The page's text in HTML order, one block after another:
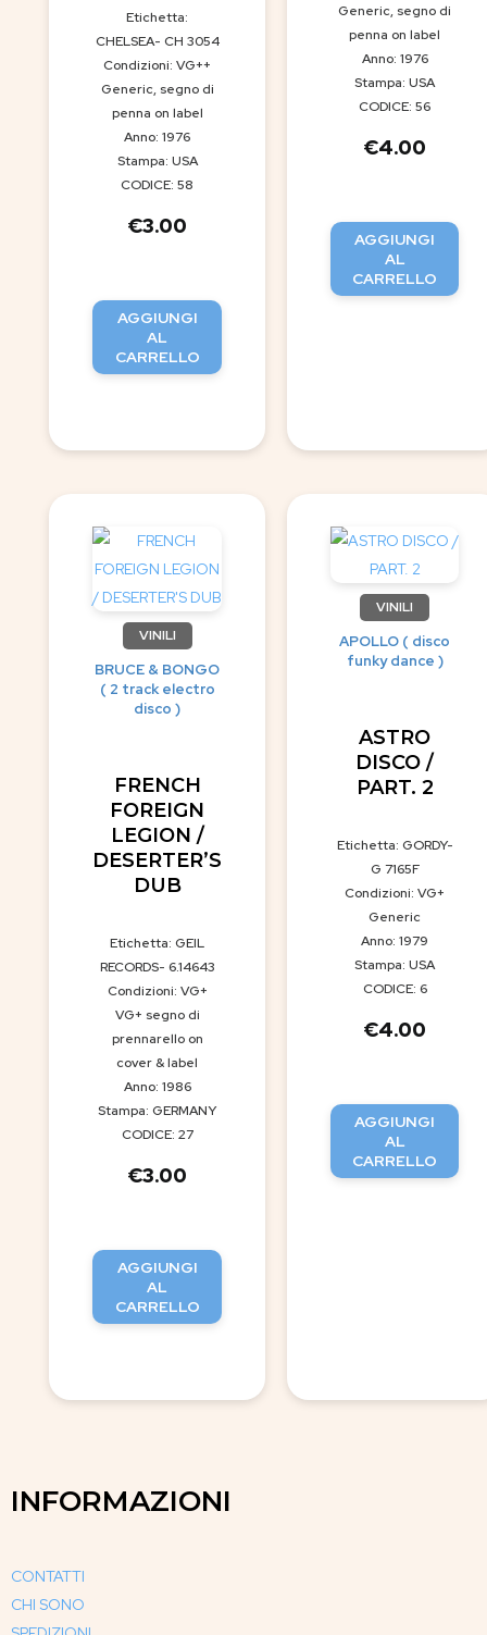
Etichetta:
CHELSEA- CH 3054
Condizioni: VG++
Generic, segno di
penna on label
Anno: 1976
Stampa: USA
CODICE: 58
€3.00
AGGIUNGI
AL
CARRELLO
Generic, segno di
penna on label
Anno: 1976
Stampa: USA
CODICE: 56
€4.00
AGGIUNGI
AL
CARRELLO
VINILI
BRUCE & BONGO
( 2 track electro
disco )
FRENCH
FOREIGN
LEGION /
DESERTER’S
DUB
Etichetta: GEIL
RECORDS- 6.14643
Condizioni: VG+
VG+ segno di
prennarello on
cover & label
Anno: 1986
Stampa: GERMANY
CODICE: 27
€3.00
AGGIUNGI
AL
CARRELLO
VINILI
APOLLO ( disco
funky dance )
ASTRO
DISCO /
PART. 2
Etichetta: GORDY-
G 7165F
Condizioni: VG+
Generic
Anno: 1979
Stampa: USA
CODICE: 6
€4.00
AGGIUNGI
AL
CARRELLO
INFORMAZIONI
CONTATTI
CHI SONO